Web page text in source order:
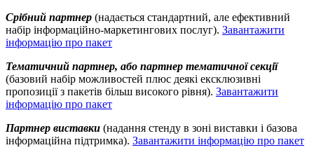
Срібний партнер (надається стандартний, але ефективний
набір інформаційно-маркетингових послуг). Завантажити
інформацію про пакет
Тематичний партнер, або партнер тематичної секції
(базовий набір можливостей плюс деякі ексклюзивні
пропозиції з пакетів більш високого рівня). Завантажити
інформацію про пакет
Партнер виставки (надання стенду в зоні виставки і базова
інформаційна підтримка). Завантажити інформацію про пакет